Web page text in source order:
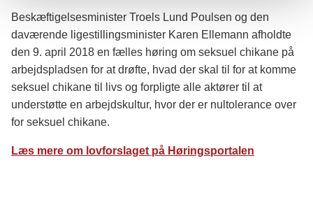
Beskæftigelsesminister Troels Lund Poulsen og den
daværende ligestillingsminister Karen Ellemann afholdte
den 9. april 2018 en fælles høring om seksuel chikane på
arbejdspladsen for at drøfte, hvad der skal til for at komme
seksuel chikane til livs og forpligte alle aktører til at
understøtte en arbejdskultur, hvor der er nultolerance over
for seksuel chikane.
Læs mere om lovforslaget på Høringsportalen